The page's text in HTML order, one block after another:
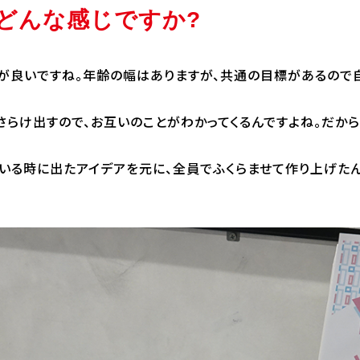
んな感じですか?
いですね。年齢の幅はありますが、共通の目標があるので
け出すので、お互いのことがわかってくるんですよね。だか
時に出たアイデアを元に、全員でふくらませて作り上げた